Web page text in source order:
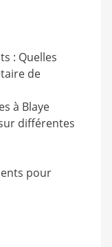
: Quelles
de
à Blaye
différentes
pour